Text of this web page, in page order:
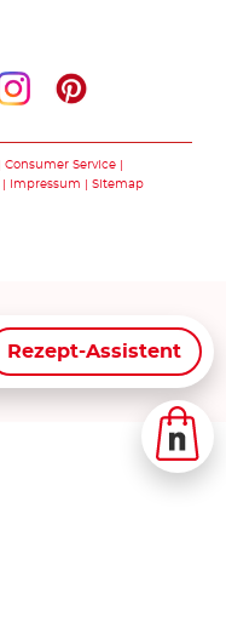
Rezept-Assistent
Consumer Service
Impressum Sitemap